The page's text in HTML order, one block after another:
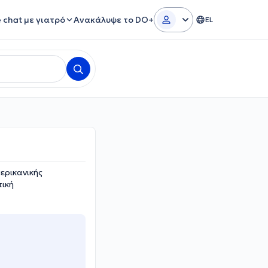
chat με γιατρό Ανακάλυψε το DO+ EL